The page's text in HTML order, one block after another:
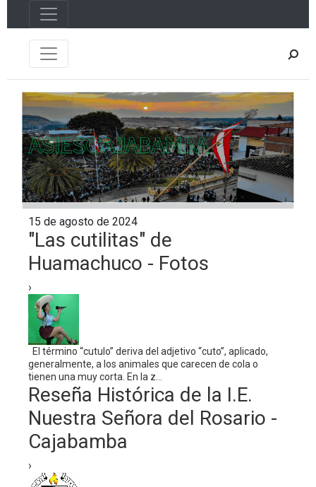
15 de agosto de 2024
"Las cutilitas" de
Huamachuco - Fotos
›
El término “cutulo” deriva del adjetivo “cuto”, aplicado,
generalmente, a los animales que carecen de cola o
tienen una muy corta. En la z...
Reseña Histórica de la I.E.
Nuestra Señora del Rosario -
Cajabamba
›